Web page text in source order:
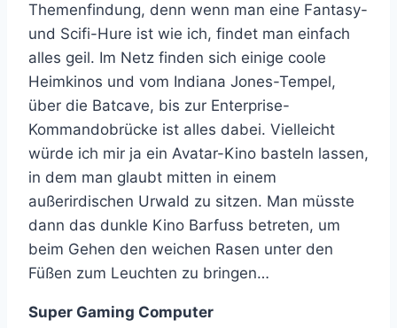
Themenfindung, denn wenn man eine Fantasy-
und Scifi-Hure ist wie ich, findet man einfach
alles geil. Im Netz finden sich einige coole
Heimkinos und vom Indiana Jones-Tempel,
über die Batcave, bis zur Enterprise-
Kommandobrücke ist alles dabei. Vielleicht
würde ich mir ja ein Avatar-Kino basteln lassen,
in dem man glaubt mitten in einem
außerirdischen Urwald zu sitzen. Man müsste
dann das dunkle Kino Barfuss betreten, um
beim Gehen den weichen Rasen unter den
Füßen zum Leuchten zu bringen…
Super Gaming Computer